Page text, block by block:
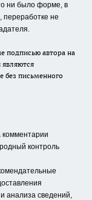
ни было форме, в
переработке не
подписью автора на
без письменного
комментарии
контроль
анализа сведений,